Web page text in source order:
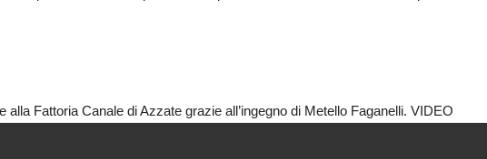
alla Fattoria Canale di Azzate grazie all’ingegno di Metello Faganelli. VIDEO